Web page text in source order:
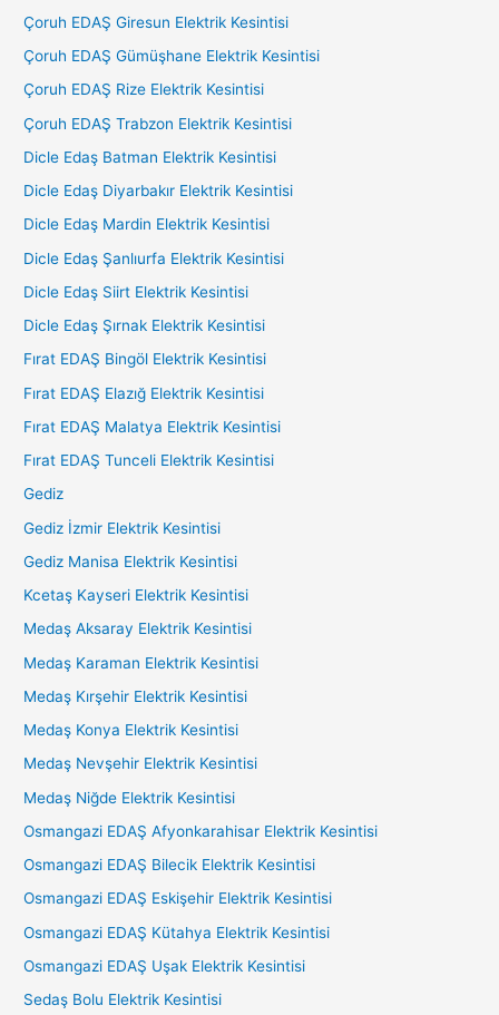
Çoruh EDAŞ Giresun Elektrik Kesintisi
Çoruh EDAŞ Gümüşhane Elektrik Kesintisi
Çoruh EDAŞ Rize Elektrik Kesintisi
Çoruh EDAŞ Trabzon Elektrik Kesintisi
Dicle Edaş Batman Elektrik Kesintisi
Dicle Edaş Diyarbakır Elektrik Kesintisi
Dicle Edaş Mardin Elektrik Kesintisi
Dicle Edaş Şanlıurfa Elektrik Kesintisi
Dicle Edaş Siirt Elektrik Kesintisi
Dicle Edaş Şırnak Elektrik Kesintisi
Fırat EDAŞ Bingöl Elektrik Kesintisi
Fırat EDAŞ Elazığ Elektrik Kesintisi
Fırat EDAŞ Malatya Elektrik Kesintisi
Fırat EDAŞ Tunceli Elektrik Kesintisi
Gediz
Gediz İzmir Elektrik Kesintisi
Gediz Manisa Elektrik Kesintisi
Kcetaş Kayseri Elektrik Kesintisi
Medaş Aksaray Elektrik Kesintisi
Medaş Karaman Elektrik Kesintisi
Medaş Kırşehir Elektrik Kesintisi
Medaş Konya Elektrik Kesintisi
Medaş Nevşehir Elektrik Kesintisi
Medaş Niğde Elektrik Kesintisi
Osmangazi EDAŞ Afyonkarahisar Elektrik Kesintisi
Osmangazi EDAŞ Bilecik Elektrik Kesintisi
Osmangazi EDAŞ Eskişehir Elektrik Kesintisi
Osmangazi EDAŞ Kütahya Elektrik Kesintisi
Osmangazi EDAŞ Uşak Elektrik Kesintisi
Sedaş Bolu Elektrik Kesintisi